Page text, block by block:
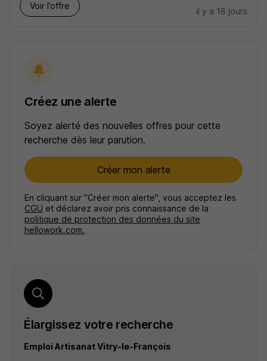
Voir l’offre
il y a 18 jours
Créez une alerte
Soyez alerté des nouvelles offres pour cette
recherche dès leur parution.
Créer mon alerte
En cliquant sur "Créer mon alerte", vous acceptez les
CGU et déclarez avoir pris connaissance de la
politique de protection des données du site
hellowork.com.
Élargissez votre recherche
Emploi Artisanat Vitry-le-François